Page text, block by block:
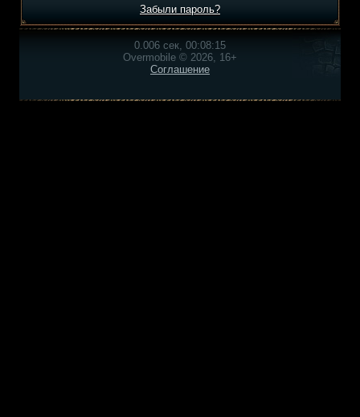
Забыли пароль?
0.006 сек, 00:08:15
Overmobile © 2026, 16+
Соглашение